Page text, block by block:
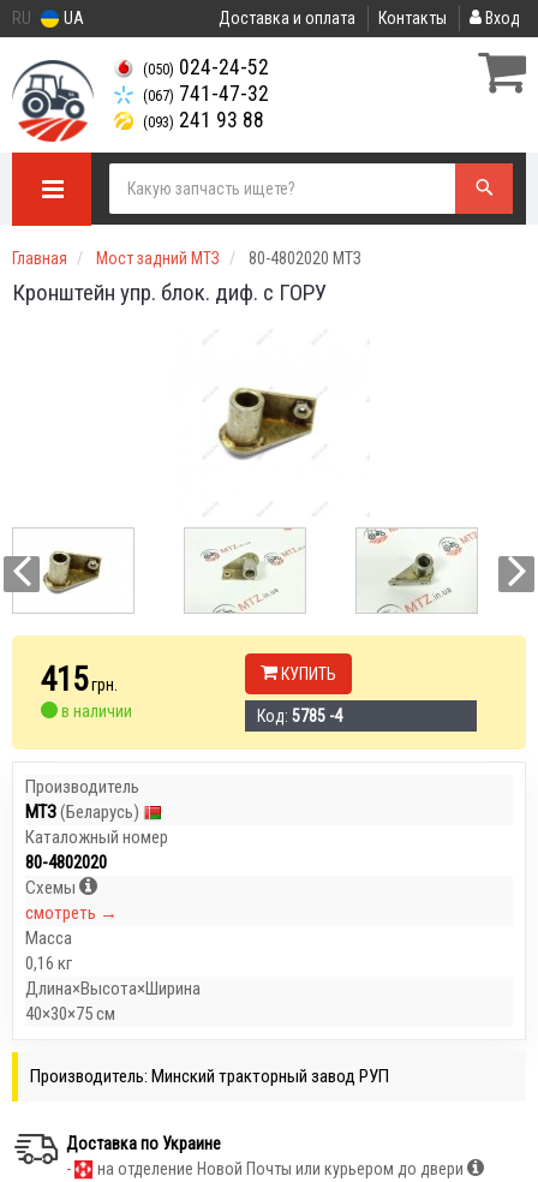
RU UA Доставка и оплата Контакты Вход
(050) 024-24-52
(067) 741-47-32
(093) 241 93 88
Главная Мост задний МТЗ 80-4802020 МТЗ
Кронштейн упр. блок. диф. с ГОРУ
415грн.
в наличии
КУПИТЬ
Код: 5785 -4
Производитель
МТЗ(Беларусь)
Каталожный номер
80-4802020
Схемы
смотреть →
Масса
0,16 кг
Длина×Высота×Ширина
40×30×75 см
Производитель: Минский тракторный завод РУП
Доставка по Украине
-
на отделение Новой Почты или курьером до двери